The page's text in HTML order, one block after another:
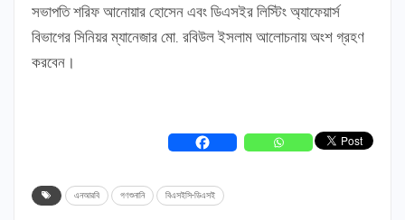
সভাপতি শরিফ আনোয়ার হোসেন এবং ডিএসইর লিস্টিং অ্যাফেয়ার্স
বিভাগের সিনিয়র ম্যানেজার মো. রবিউল ইসলাম আলোচনায় অংশ গ্রহণ
করবেন।
এনআরবি গণশুনানি বিএসইসি-ডিএসই